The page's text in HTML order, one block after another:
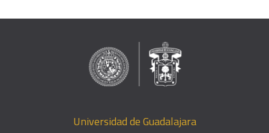
Universidad de Guadalajara